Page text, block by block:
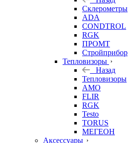
Склерометры
ADA
CONDTROL
RGK
ПРОМТ
Стройприбор
Тепловизоры
Назад
Тепловизоры
AMO
FLIR
RGK
Testo
TORUS
МЕГЕОН
Аксессуары